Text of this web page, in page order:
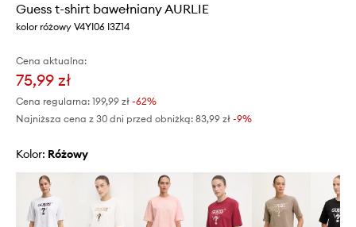
Guess t-shirt bawełniany AURLIE
kolor różowy V4YI06 I3Z14
Cena aktualna:
75,99 zł
Cena regularna: 199,99 zł -62%
Najniższa cena z 30 dni przed obniżką: 83,99 zł -9%
Kolor: różowy